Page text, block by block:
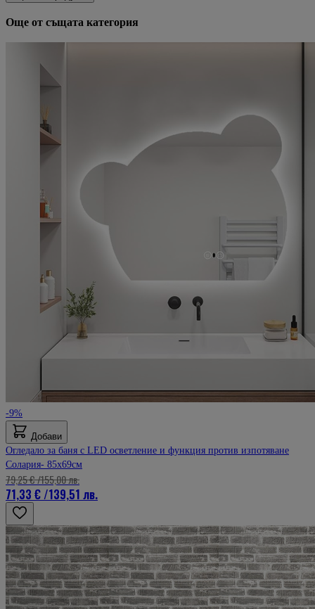
Още от същата категория
-9%
Добави
Огледало за баня с LED осветление и функция против изпотяване
Солария- 85x69см
71,33 € /139,51 лв.
79,25 €/155,00 лв.